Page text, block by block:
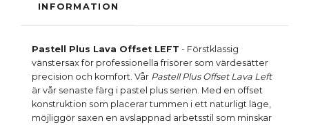
INFORMATION
Pastell Plus Lava Offset LEFT - Förstklassig
vänstersax för professionella frisörer som värdesätter
precision och komfort. Vår Pastell Plus Offset Lava Left
är vår senaste färg i pastel plus serien. Med en offset
konstruktion som placerar tummen i ett naturligt läge,
möjliggör saxen en avslappnad arbetsstil som minskar